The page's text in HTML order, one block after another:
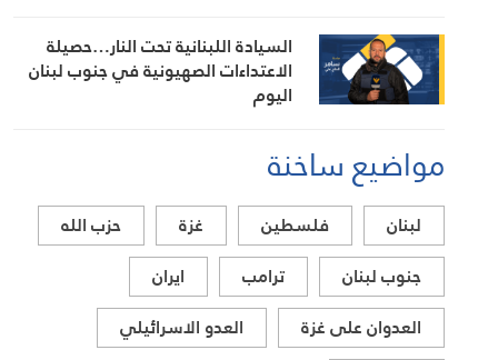
السيادة اللبنانية تحت النار…حصيلة
الاعتداءات الصهيونية في جنوب لبنان
اليوم
مواضيع ساخنة
لبنان فلسطين غزة
حزب الله
جنوب لبنان
ترامب
ايران
العدوان على غزة
العدو الاسرائيلي